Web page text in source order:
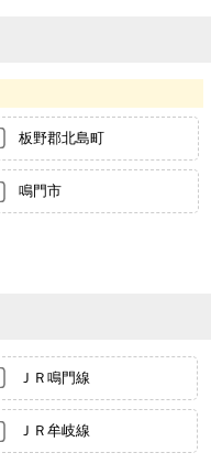
板野郡北島町
鳴門市
ＪＲ鳴門線
ＪＲ牟岐線